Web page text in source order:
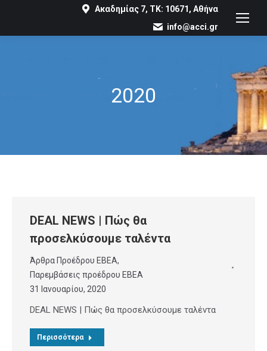
Ακαδημίας 7, ΤΚ: 10671, Αθήνα
info@acci.gr
2020
You are here:
DEAL NEWS | Πώς θα
προσελκύσουμε ταλέντα
Άρθρα Προέδρου ΕΒΕΑ,
Παρεμβάσεις προέδρου ΕΒΕΑ
31 Ιανουαρίου, 2020
DEAL NEWS | Πώς θα προσελκύσουμε ταλέντα
Περισσότερα